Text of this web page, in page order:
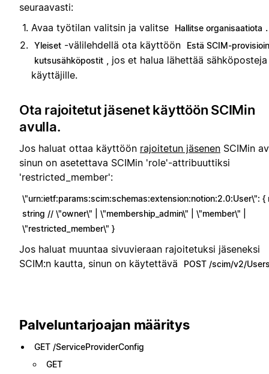
seuraavasti:
Avaa työtilan valitsin ja valitse
Hallitse organisaatiota .
Yleiset -välilehdellä ota käyttöön
Estä SCIM-
kutsusähköpostit , jos et halua lähettää sähköposteja
käyttäjille.
Ota rajoitetut jäsenet käyttöön SCIMin
avulla.
Jos haluat ottaa käyttöön rajoitetun jäsenen SCIMin
sinun on asetettava SCIMin 'role'-attribuuttiksi
'restricted_member':
\"urn:ietf:params:scim:schemas:extension:notion:2.0:User\": {
string // \"owner\" | \"membership_admin\" | \"member\" |
\"restricted_member\" }
Jos haluat muuntaa sivuvieraan rajoitetuksi jäseneksi
SCIM:n kautta, sinun on käytettävä
POST /scim/v2/
Palveluntarjoajan määritys
GET /ServiceProviderConfig
GET